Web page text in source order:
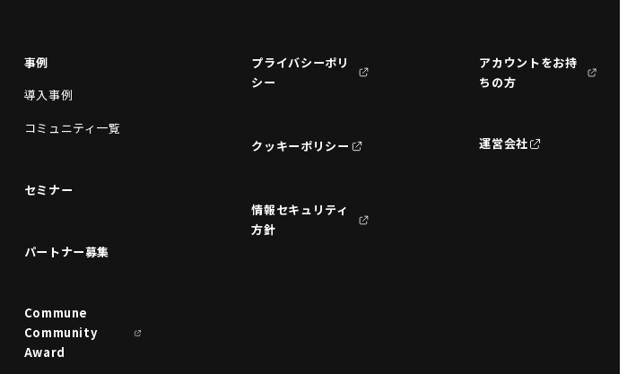
事例
導入事例
コミュニティ一覧
セミナー
パートナー募集
Commune
Community
Award
プライバシーポリ
シー
クッキーポリシー
情報セキュリティ
方針
アカウントをお持
ちの方
運営会社